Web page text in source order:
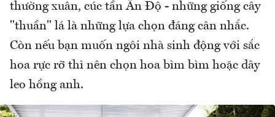
thường xuân, cúc tần Ấn Độ - những giống cây
"thuần" lá là những lựa chọn đáng cân nhắc.
Còn nếu bạn muốn ngôi nhà sinh động với sắc
hoa rực rỡ thì nên chọn hoa bìm bìm hoặc dây
leo hồng anh.